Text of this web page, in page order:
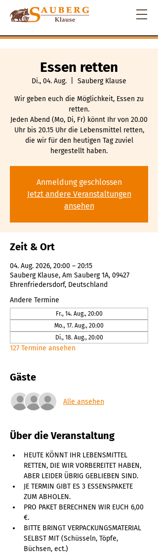
Essen retten
Di., 04. Aug. Sauberg Klause
Wir geben euch die Möglichkeit, Essen zu
retten.
Jeden Abend (Mo, Di, Fr) könnt Ihr von 20.00
Uhr bis 20.15 Uhr die Lebensmittel retten,
die wir für den heutigen Tag zuviel
hergestellt haben.
Anmeldung geschlossen
Jetzt andere Veranstaltungen
ansehen
Zeit & Ort
04. Aug. 2026, 20:00 – 20:15
Sauberg Klause, Am Sauberg 1A, 09427
Ehrenfriedersdorf, Deutschland
Andere Termine
Fr., 14. Aug., 20:00
Mo., 17. Aug., 20:00
Di., 18. Aug., 20:00
127 Termine ansehen
Gäste
Alle ansehen
Über die Veranstaltung
HEUTE KÖNNT IHR LEBENSMITTEL
RETTEN, DIE WIR VORBEREITET HABEN,
ABER LEIDER ÜBRIG GEBLIEBEN SIND.
JE TERMIN GIBT ES 3 ESSENSPAKETE
ZUM ABHOLEN.
PRO PAKET BERECHNEN WIR EUCH 6,00
€.
BITTE BRINGT VERPACKUNGSMATERIAL
SELBST MIT (Schüsseln, Töpfe,
Büchsen, ect.)